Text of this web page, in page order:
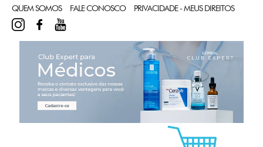
QUEM SOMOS FALE CONOSCO PRIVACIDADE - MEUS DIREITOS
INSTAGRAMFACEBOOK